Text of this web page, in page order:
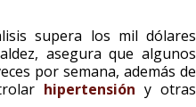
supera los mil dólares
asegura que algunos
por semana, además de
hipertensión y otras